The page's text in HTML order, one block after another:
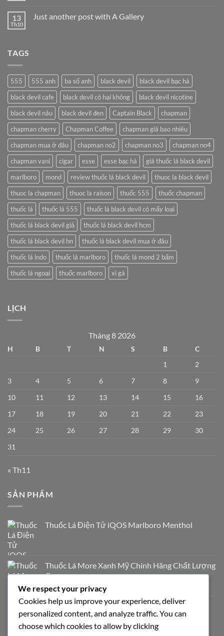
Từ
Truyền
luận
13
Th10
Just another post with A Gallery
with
A
Gallery
TAGS
555 555 anh ba số anh black devil
black devil bạc hà
black devil cafe
black devil có hại không
black devil nicotine
black devil nâu
black devil đen Captain Black
chapman
chapman cherry
Chapman Coffee
chapman giá bao nhiêu
chapman mua ở đâu
chapman no2 chapman no3
chapman no4
chapman vani
cigar esse esse bạc hà
giá thuốc lá black devil
marlboro
mond review thuốc lá black devil
thuoc la black devil
thuoc la chapman
thuoc la raison thuốc 555
thuốc chapman
thuốc lá
thuốc lá 555
thuốc lá black devil có mấy loại
thuốc lá black devil giả
thuốc lá black devil hcm
thuốc lá black devil hn
thuốc lá black devil mua ở đâu
thuốc lá indo
thuốc lá marlboro
thuốc lá mond 2 bấm
thuốc lá ngoại
thuốc marlboro xì gà
LỊCH
Tháng 8 2026
H B T N S B
C
1
2
3
4 5 6 7 8
9
10
11 12 13 14 15
16
17
18 19 20 21 22
23
24
25 26 27 28 29
30
31
« Th11
SẢN PHẨM
Thuốc Lá Điện Tử iQOS Marlboro Menthol
Thuốc Lá More Xanh Mỹ Chính Hãng Chất Lượng
Cao
700.000₫
Thuốc Lá Milano Trắng Vị Truyền Thống
320.000₫
We respect your privacy
Cookies help us improve your experience, deliver
personalized content, and analyze traffic. You can
choose which cookies to allow by clicking